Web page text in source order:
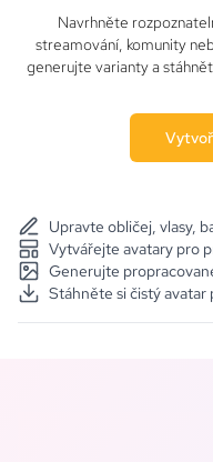
Navrhněte
streamování, komunity
generujte varianty a
Upravte obličej, vlasy,
Vytvářejte avatary pro
Generujte
Stáhněte si čistý